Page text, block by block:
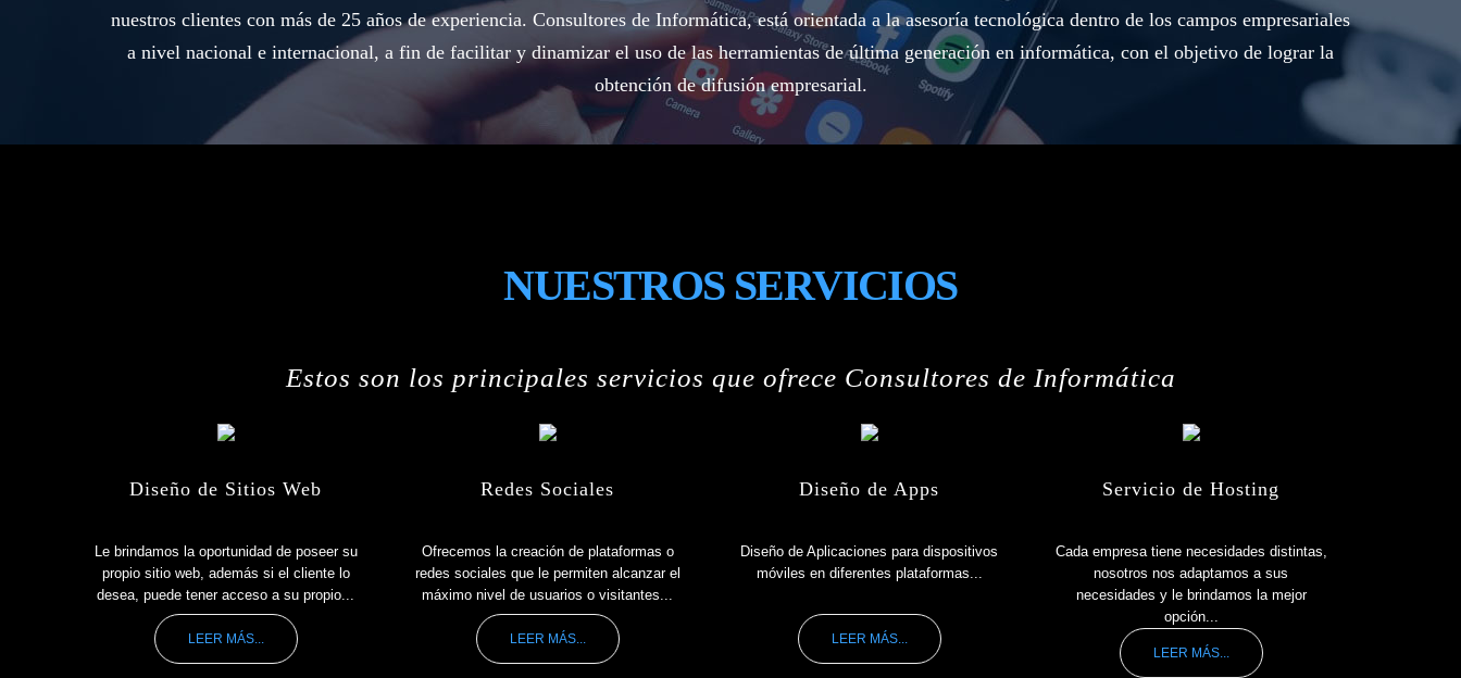
nuestros clientes con más de 25 años de experiencia. Consultores de Informática, está orientada a la asesoría tecnológica dentro de los campos empresariales
a nivel nacional e internacional, a fin de facilitar y dinamizar el uso de las herramientas de última generación en informática, con el objetivo de lograr la
obtención de difusión empresarial.
NUESTROS SERVICIOS
Estos son los principales servicios que ofrece Consultores de Informática
Diseño de Sitios Web
Le brindamos la oportunidad de poseer su
propio sitio web, además si el cliente lo
desea, puede tener acceso a su propio...
LEER MÁS...
Redes Sociales
Ofrecemos la creación de plataformas o
redes sociales que le permiten alcanzar el
máximo nivel de usuarios o visitantes...
LEER MÁS...
Diseño de Apps
Diseño de Aplicaciones para dispositivos
móviles en diferentes plataformas...
LEER MÁS...
Servicio de Hosting
Cada empresa tiene necesidades distintas,
nosotros nos adaptamos a sus
necesidades y le brindamos la mejor
opción...
LEER MÁS...